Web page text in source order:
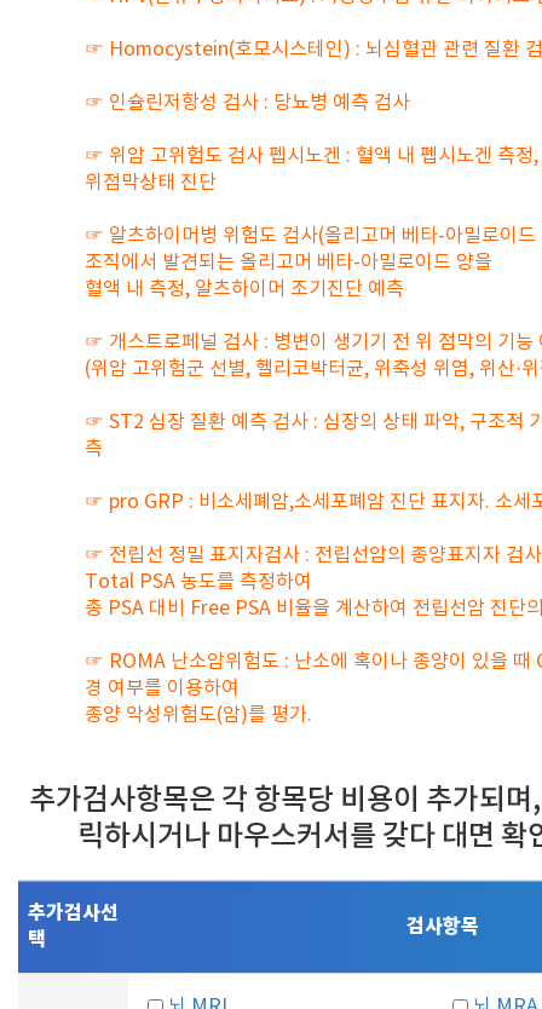
☞ Homocystein(호모시스테인) : 뇌심혈관 관련 질환
☞ 인슐린저항성 검사 : 당뇨병 예측 검사
☞ 위암 고위험도 검사 펩시노겐 : 혈액 내 펩시노겐 측정
위점막상태 진단
☞ 알츠하이머병 위험도 검사(올리고머 베타-아밀로이드
조직에서 발견되는 올리고머 베타-아밀로이드 양을
혈액 내 측정, 알츠하이머 조기진단 예측
☞ 개스트로페널 검사 : 병변이 생기기 전 위 점막의 기능
(위암 고위험군 선별, 헬리코박터균, 위축성 위염, 위산·
☞ ST2 심장 질환 예측 검사 : 심장의 상태 파악, 구조적
측
☞ pro GRP : 비소세폐암,소세포폐암 진단 표지자. 소세
☞ 전립선 정밀 표지자검사 : 전립선암의 종양표지자 검
Total PSA 농도를 측정하여
총 PSA 대비 Free PSA 비율을 계산하여 전립선암 진단
☞ ROMA 난소암위험도 : 난소에 혹이나 종양이 있을 때
경 여부를 이용하여
종양 악성위험도(암)를 평가.
추가검사항목은 각 항목당 비용이 추가되
릭하시거나 마우스커서를 갖다 대면 확
추가검사선
택
검사항목